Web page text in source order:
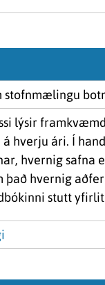
stofnmælingu
lýsir
á hverju ári. Í
hvernig
hvernig
stutt